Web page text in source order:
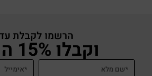
הרשמו לקבלת
וקבלו 15% הנחה לקניה באתר